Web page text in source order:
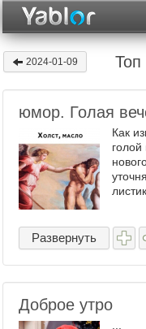
2024-01-09 Топ
юмор. Голая
Как
Развернуть
Доброе утро